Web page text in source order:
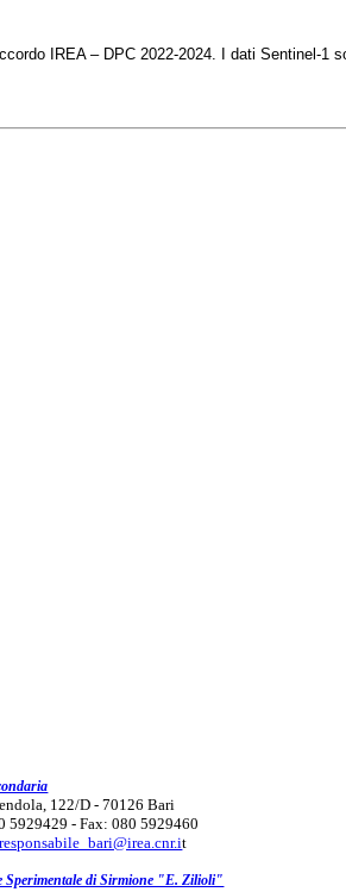
IREA – DPC 2022-2024. I dati Sentinel-
122/D - 70126 Bari
5929429 - Fax: 080 5929460
responsabile_bari@irea.cnr.it
Sperimentale di Sirmione "E. Zilioli"